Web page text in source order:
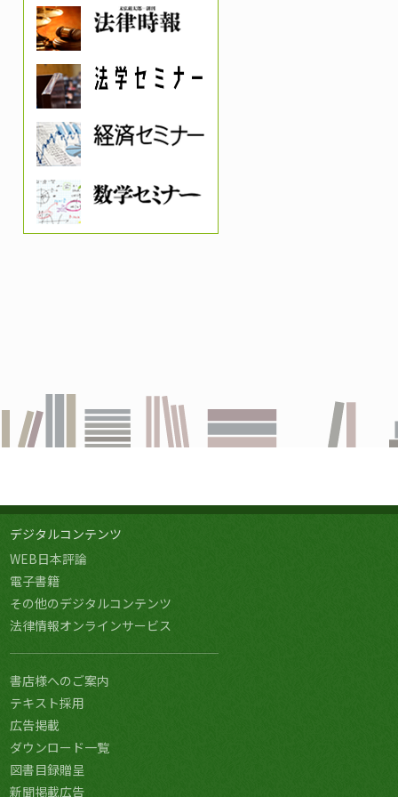
デジタルコンテンツ
WEB日本評論
電子書籍
その他のデジタルコンテンツ
法律情報オンラインサービス
書店様へのご案内
テキスト採用
広告掲載
ダウンロード一覧
図書目録贈呈
新聞掲載広告